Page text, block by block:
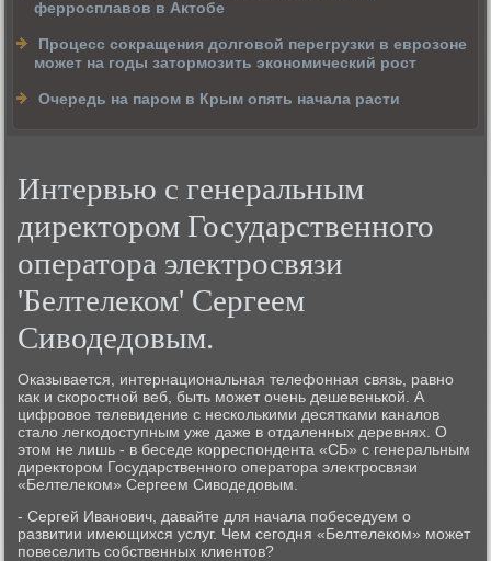
ферросплавов в Актобе
Процесс сокращения долговой перегрузки в еврозоне
может на годы затормозить экономический рост
Очередь на паром в Крым опять начала расти
Интервью с генеральным
директором Государственного
оператора электросвязи
'Белтелеком' Сергеем
Сиводедовым.
Оказывается, интернациональная телефонная связь, равно
как и скоростной веб, быть может очень дешевенькой. А
цифровое телевидение с несколькими десятками каналов
стало легкодоступным уже даже в отдаленных деревнях. О
этом не лишь - в беседе корреспондента «СБ» с генеральным
директором Государственного оператора электросвязи
«Белтелеком» Сергеем Сиводедовым.
- Сергей Иванович, давайте для начала побеседуем о
развитии имеющихся услуг. Чем сегодня «Белтелеком» может
повеселить собственных клиентов?